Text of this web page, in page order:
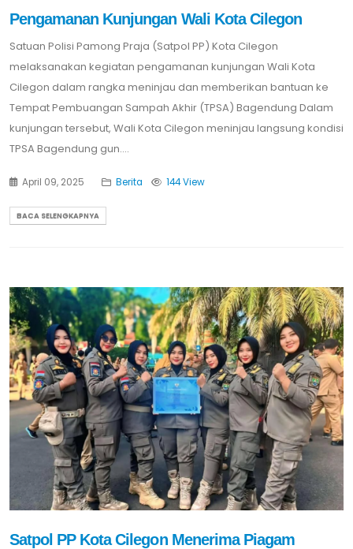
Pengamanan Kunjungan Wali Kota Cilegon
Satuan Polisi Pamong Praja (Satpol PP) Kota Cilegon
melaksanakan kegiatan pengamanan kunjungan Wali Kota
Cilegon dalam rangka meninjau dan memberikan bantuan ke
Tempat Pembuangan Sampah Akhir (TPSA) Bagendung Dalam
kunjungan tersebut, Wali Kota Cilegon meninjau langsung kondisi
TPSA Bagendung gun....
April 09, 2025 Berita 144 View
BACA SELENGKAPNYA
Satpol PP Kota Cilegon Menerima Piagam